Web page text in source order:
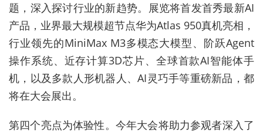
题，深入探讨行业的新趋势。展览将首发首秀最新AI
产品，业界最大规模超节点华为Atlas 950真机亮相，
行业领先的MiniMax M3多模态大模型、阶跃Agent
操作系统、近存计算3D芯片、全球首款AI智能体手
机，以及多款人形机器人、AI灵巧手等重磅新品，都
将在大会展出。
第四个亮点为体验性。今年大会将助力参观者深入了